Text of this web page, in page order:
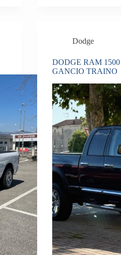
Dodge
DODGE RAM
GANCIO TRAINO